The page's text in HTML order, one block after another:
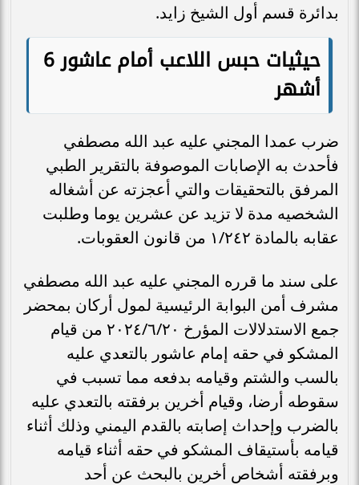
بدائرة قسم أول الشيخ زايد.
حيثيات حبس اللاعب أمام عاشور 6
أشهر
ضرب عمدا المجني عليه عبد الله مصطفي
فأحدث به الإصابات الموصوفة بالتقرير الطبي
المرفق بالتحقيقات والتي أعجزته عن أشغاله
الشخصيه مدة لا تزيد عن عشرين يوما وطلبت
عقابه بالمادة ١/٢٤٢ من قانون العقوبات.
على سند ما قرره المجني عليه عبد الله مصطفي
مشرف أمن البوابة الرئيسية لمول أركان بمحضر
جمع الاستدلالات المؤرخ ٢٠٢٤/٦/٢٠ من قيام
المشكو في حقه إمام عاشور بالتعدي عليه
بالسب والشتم وقيامه بدفعه مما تسبب في
سقوطه أرضا، وقيام أخرين برفقته بالتعدي عليه
بالضرب وإحداث إصابته بالقدم اليمني وذلك أثناء
قيامه بأستيقاف المشكو في حقه أثناء قيامه
وبرفقته أشخاص أخرين بالبحث عن أحد